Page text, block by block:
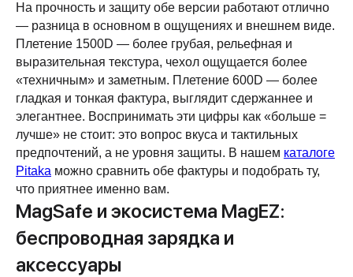
На прочность и защиту обе версии работают отлично
— разница в основном в ощущениях и внешнем виде.
Плетение 1500D — более грубая, рельефная и
выразительная текстура, чехол ощущается более
«техничным» и заметным. Плетение 600D — более
гладкая и тонкая фактура, выглядит сдержаннее и
элегантнее. Воспринимать эти цифры как «больше =
лучше» не стоит: это вопрос вкуса и тактильных
предпочтений, а не уровня защиты. В нашем каталоге
Pitaka можно сравнить обе фактуры и подобрать ту,
что приятнее именно вам.
MagSafe и экосистема MagEZ:
беспроводная зарядка и
аксессуары